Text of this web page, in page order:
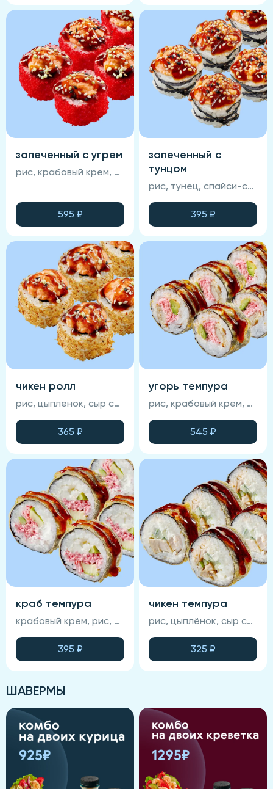
запеченный с угрем
рис, крабовый крем, омлет тамаго, авокадо, икра масаго, унаги-соус, кунжут, угорь, нори, сырная шапка (соевый соус, васаби и имбирь не входят в состав блюда)
595 ₽
запеченный с
тунцом
рис, тунец, спайси-соус, омлет тамаго, кунжут, нори, унаги-соус, сырная шапка (соевый соус, васаби и имбирь не входят в состав блюда)
395 ₽
чикен ролл
рис, цыплёнок, сыр сливочный, огурец, омлет тамаго, нори, соус унаги, стружка тунца, кунжут, сырная шапка (соевый соус , васаби и имбирь не входят в состав блюда)
365 ₽
угорь темпура
рис, крабовый крем, авокадо, угорь, спайси-соус, унаги-соус, кунжут, нори, темпура (соевый соус, васаби и имбирь не входят в состав блюда)
545 ₽
краб темпура
крабовый крем, рис, авокадо, сыр сливочный, темпура, ика масаго, соус унаги, нори (соевый соус, васаби и имбирь не входят в состав блюда)
395 ₽
чикен темпура
рис, цыплёнок, сыр сливочный, огурец, соус спайси, темпурный кляр, соус унаги, кунжут, нори (соевый соус , васаби и имбирь не входят в состав блюда)
325 ₽
ШАВЕРМЫ